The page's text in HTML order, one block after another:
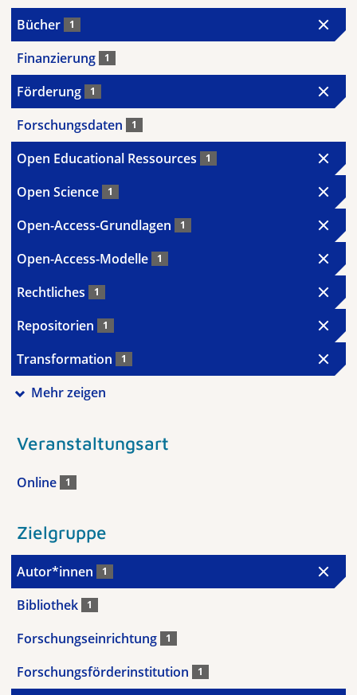
Bücher 1
Finanzierung 1
Förderung 1
Forschungsdaten 1
Open Educational Ressources 1
Open Science 1
Open-Access-Grundlagen 1
Open-Access-Modelle 1
Rechtliches 1
Repositorien 1
Transformation 1
Mehr zeigen
Veranstaltungsart
Online 1
Zielgruppe
Autor*innen 1
Bibliothek 1
Forschungseinrichtung 1
Forschungsförderinstitution 1